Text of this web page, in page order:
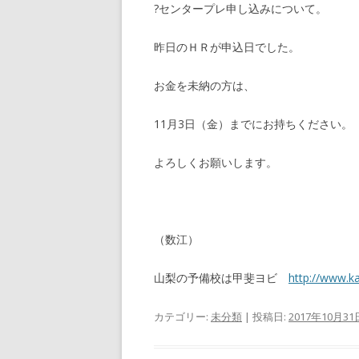
?センタープレ申し込みについて。
昨日のＨＲが申込日でした。
お金を未納の方は、
11月3日（金）までにお持ちください。
よろしくお願いします。
（数江）
山梨の予備校は甲斐ヨビ http://
カテゴリー: 未分類 | 投稿日: 2017年10月31